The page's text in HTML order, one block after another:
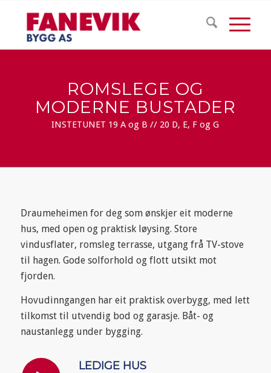
ROMSLEGE OG
MODERNE BUSTADER
INSTETUNET 19 A og B // 20 D, E, F og G
Draumeheimen for deg som ønskjer eit moderne
hus, med open og praktisk løysing. Store
vindusflater, romsleg terrasse, utgang frå TV-stove
til hagen. Gode solforhold og flott utsikt mot
fjorden.
Hovudinngangen har eit praktisk overbygg, med lett
tilkomst til utvendig bod og garasje. Båt- og
naustanlegg under bygging.
LEDIGE HUS